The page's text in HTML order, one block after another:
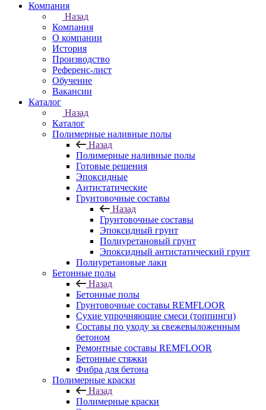
Компания
Назад
Компания
О компании
История
Производство
Референс-лист
Обучение
Вакансии
Каталог
Назад
Каталог
Полимерные наливные полы
Назад
Полимерные наливные полы
Готовые решения
Эпоксидные
Антистатические
Грунтовочные составы
Назад
Грунтовочные составы
Эпоксидный грунт
Полиуретановый грунт
Эпоксидный антистатический грунт
Полиуретановые лаки
Бетонные полы
Назад
Бетонные полы
Грунтовочные составы REMFLOOR
Сухие упрочняющие смеси (топпинги)
Составы по уходу за свежевыложенным
бетоном
Ремонтные составы REMFLOOR
Бетонные стяжки
Фибра для бетона
Полимерные краски
Назад
Полимерные краски